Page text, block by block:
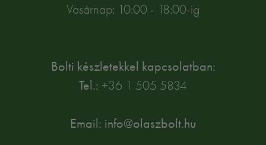
Vasárnap: 10:00 - 18:00-ig
Bolti készletekkel kapcsolatban:
Tel.: +36 1 505 5834
Email: info@olaszbolt.hu